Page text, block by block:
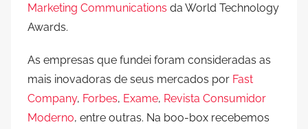
Marketing Communications da World Technology
Awards.
As empresas que fundei foram consideradas as
mais inovadoras de seus mercados por Fast
Company, Forbes, Exame, Revista Consumidor
Moderno, entre outras. Na boo-box recebemos